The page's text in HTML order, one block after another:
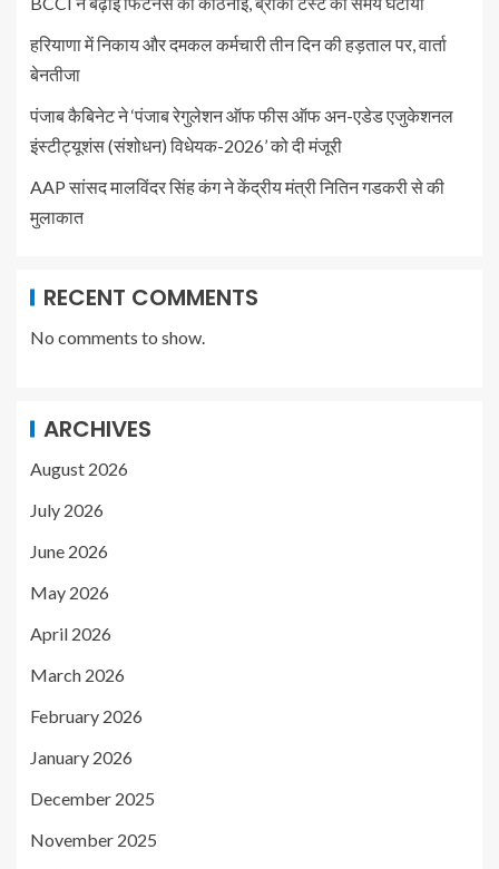
हरियाणा में निकाय और दमकल कर्मचारी तीन दिन की हड़ताल पर, वार्ता
बेनतीजा
पंजाब कैबिनेट ने ‘पंजाब रेगुलेशन ऑफ फीस ऑफ अन-एडेड एजुकेशनल
इंस्टीट्यूशंस (संशोधन) विधेयक-2026’ को दी मंजूरी
AAP सांसद मालविंदर सिंह कंग ने केंद्रीय मंत्री नितिन गडकरी से की
मुलाकात
RECENT COMMENTS
No comments to show.
ARCHIVES
August 2026
July 2026
June 2026
May 2026
April 2026
March 2026
February 2026
January 2026
December 2025
November 2025